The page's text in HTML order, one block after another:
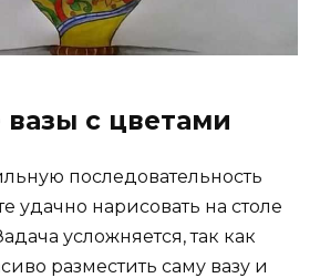
вазы с цветами
последовательность
удачно нарисовать на столе
усложняется, так как
разместить саму вазу и